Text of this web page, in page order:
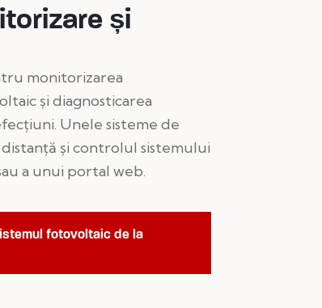
și
monitorizarea
și diagnosticarea
Unele sisteme de
și controlul sistemului
a unui portal web.
fotovoltaic de la